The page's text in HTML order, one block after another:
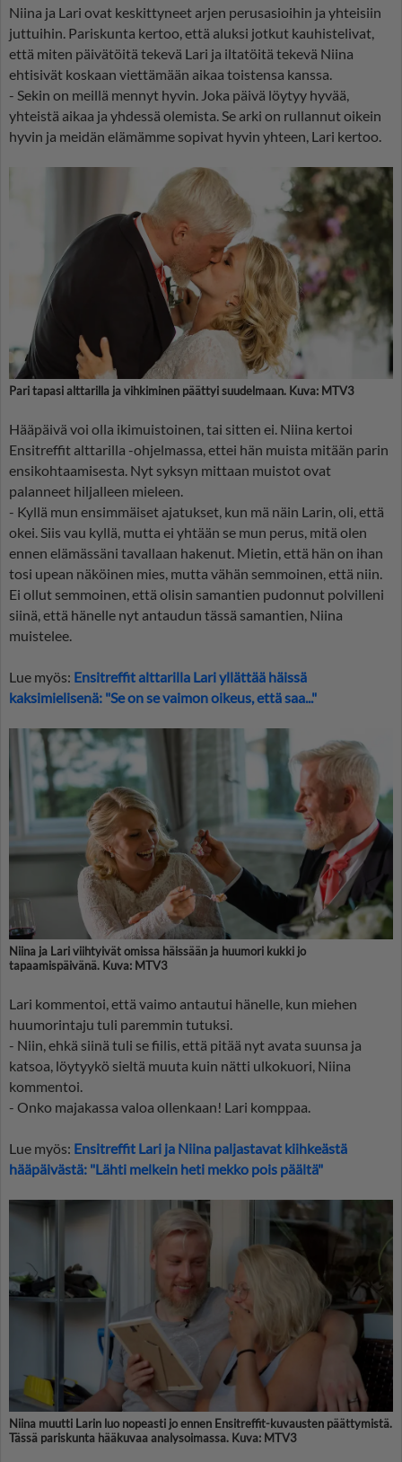
Niina ja Lari ovat keskittyneet arjen perusasioihin ja yhteisiin
juttuihin. Pariskunta kertoo, että aluksi jotkut kauhistelivat,
että miten päivätöitä tekevä Lari ja iltatöitä tekevä Niina
ehtisivät koskaan viettämään aikaa toistensa kanssa.
- Sekin on meillä mennyt hyvin. Joka päivä löytyy hyvää,
yhteistä aikaa ja yhdessä olemista. Se arki on rullannut oikein
hyvin ja meidän elämämme sopivat hyvin yhteen, Lari kertoo.
Pari tapasi alttarilla ja vihkiminen päättyi suudelmaan. Kuva: MTV3
Hääpäivä voi olla ikimuistoinen, tai sitten ei. Niina kertoi
Ensitreffit alttarilla -ohjelmassa, ettei hän muista mitään parin
ensikohtaamisesta. Nyt syksyn mittaan muistot ovat
palanneet hiljalleen mieleen.
- Kyllä mun ensimmäiset ajatukset, kun mä näin Larin, oli, että
okei. Siis vau kyllä, mutta ei yhtään se mun perus, mitä olen
ennen elämässäni tavallaan hakenut. Mietin, että hän on ihan
tosi upean näköinen mies, mutta vähän semmoinen, että niin.
Ei ollut semmoinen, että olisin samantien pudonnut polvilleni
siinä, että hänelle nyt antaudun tässä samantien, Niina
muistelee.
Lue myös: Ensitreffit alttarilla Lari yllättää häissä
kaksimielisenä: "Se on se vaimon oikeus, että saa..."
Niina ja Lari viihtyivät omissa häissään ja huumori kukki jo
tapaamispäivänä. Kuva: MTV3
Lari kommentoi, että vaimo antautui hänelle, kun miehen
huumorintaju tuli paremmin tutuksi.
- Niin, ehkä siinä tuli se fiilis, että pitää nyt avata suunsa ja
katsoa, löytyykö sieltä muuta kuin nätti ulkokuori, Niina
kommentoi.
- Onko majakassa valoa ollenkaan! Lari komppaa.
Lue myös: Ensitreffit Lari ja Niina paljastavat kiihkeästä
hääpäivästä: "Lähti melkein heti mekko pois päältä"
Niina muutti Larin luo nopeasti jo ennen Ensitreffit-kuvausten päättymistä.
Tässä pariskunta hääkuvaa analysoimassa. Kuva: MTV3